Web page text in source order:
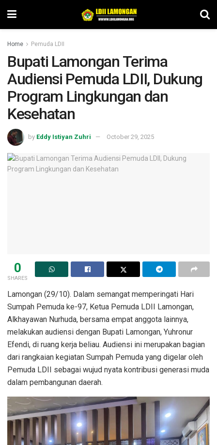
Home Pemuda LDII
Bupati Lamongan Terima
Audiensi Pemuda LDII, Dukung
Program Lingkungan dan
Kesehatan
by Eddy Istiyan Zuhri October 29, 2025
0
SHARES
Lamongan (29/10). Dalam semangat memperingati Hari
Sumpah Pemuda ke-97, Ketua Pemuda LDII Lamongan,
Alkhayawan Nurhuda, bersama empat anggota lainnya,
melakukan audiensi dengan Bupati Lamongan, Yuhronur
Efendi, di ruang kerja beliau. Audiensi ini merupakan bagian
dari rangkaian kegiatan Sumpah Pemuda yang digelar oleh
Pemuda LDII sebagai wujud nyata kontribusi generasi muda
dalam pembangunan daerah.